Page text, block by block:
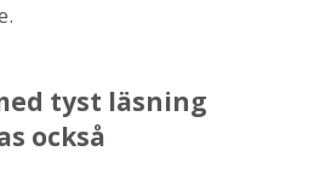
tyst läsning
också